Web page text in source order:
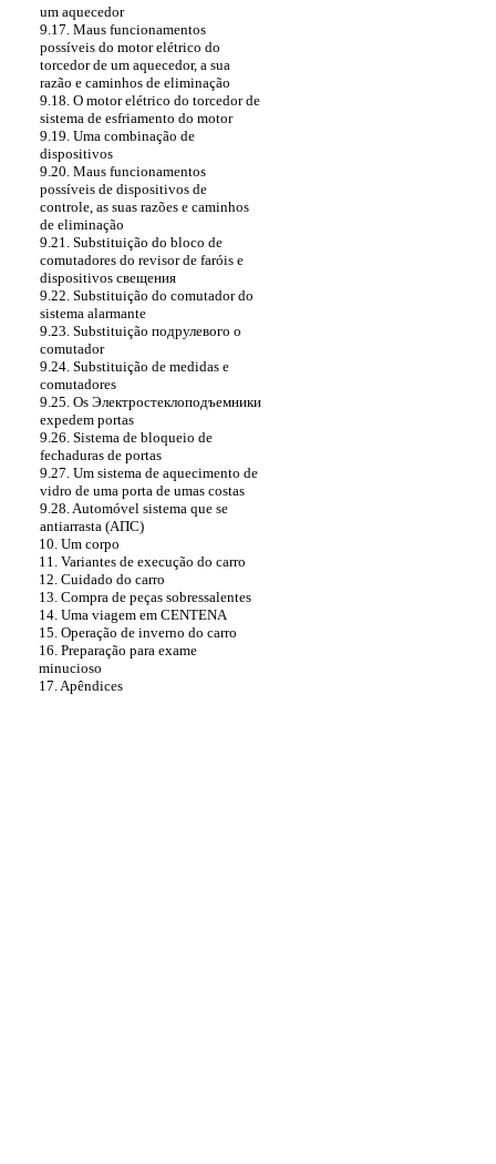
um aquecedor
9.17. Maus funcionamentos
possíveis do motor elétrico do
torcedor de um aquecedor, a sua
razão e caminhos de eliminação
9.18. O motor elétrico do torcedor de
sistema de esfriamento do motor
9.19. Uma combinação de
dispositivos
9.20. Maus funcionamentos
possíveis de dispositivos de
controle, as suas razões e caminhos
de eliminação
9.21. Substituição do bloco de
comutadores do revisor de faróis e
dispositivos свещения
9.22. Substituição do comutador do
sistema alarmante
9.23. Substituição подрулевого o
comutador
9.24. Substituição de medidas e
comutadores
9.25. Os Электростеклоподъемники
expedem portas
9.26. Sistema de bloqueio de
fechaduras de portas
9.27. Um sistema de aquecimento de
vidro de uma porta de umas costas
9.28. Automóvel sistema que se
antiarrasta (АПС)
10. Um corpo
11. Variantes de execução do carro
12. Cuidado do carro
13. Compra de peças sobressalentes
14. Uma viagem em CENTENA
15. Operação de inverno do carro
16. Preparação para exame
minucioso
17. Apêndices